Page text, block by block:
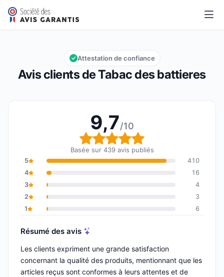
Tabac des battieres
Note globale : 9,7 sur 10
9,7/10
Avis clients de Tabac des battieres
Attestation de confiance
9,7/10
Note globale : 9,7 sur
Basée sur 439 avis publiés
5
410
4
16
3
4
2
3
1
6
Résumé des avis
Les clients expriment une grande satisfaction
concernant la qualité des produits, mentionnant que les
articles reçus sont conformes à leurs attentes et de